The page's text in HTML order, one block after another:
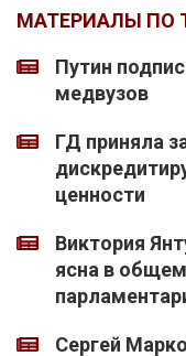
МАТЕРИАЛЫ ПО
Путин
медвузов
ГД приняла
ценности
Виктория
ясна в
Сергей